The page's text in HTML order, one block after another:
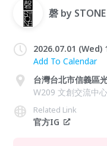
磬 by STONE
2026.07.01 (Wed)
Add To Calendar
台灣台北市信義區
W209 文創交流中
Related Link
官方IG